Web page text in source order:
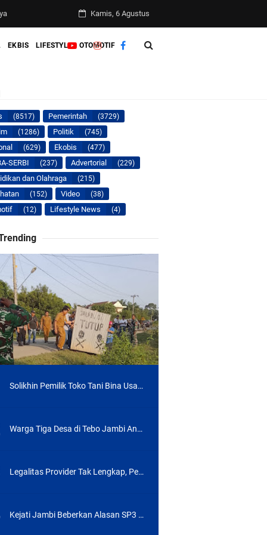
2026
Jambi 2026
Kamis, 6 Agustus
EKBIS LIFESTYLE OTOMOTIF
(8517) Pemerintah (3729)
(1286) Politik (745)
(629) Ekobis (477)
SERBI (237) Advertorial (229)
dan Olahraga (215)
(152) Video (38)
(12) Lifestyle News (4)
Solikhin Pemilik Toko Tani Bina Usaha di Tebo Tengah Mengaku Jadi Korban Penipuan, Begini Modusnya
Warga Tiga Desa di Tebo Jambi Ancam Blokade Jalan, Ini Masalahnya
Legalitas Provider Tak Lengkap, Perda Belum Ada, Dinas PUPR Labura Terbitkan Izin Tiang Wifi
Kejati Jambi Beberkan Alasan SP3 Kasus di Kab Tebo: Kerugian Negara Telah Dikembalikan